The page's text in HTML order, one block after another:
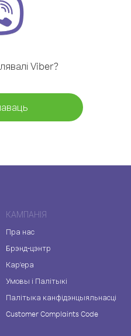
Viber?
КАМПАНІЯ
Пра нас
Брэнд-цэнтр
Кар'ера
Умовы і Палітыкі
Палітыка канфідэнцыяльнасці
Customer Complaints Code